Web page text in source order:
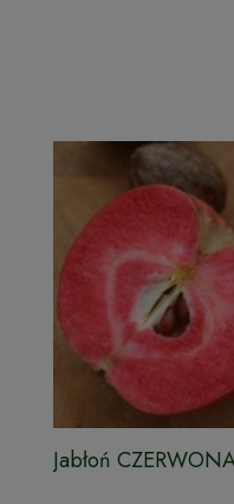
Jabłoń